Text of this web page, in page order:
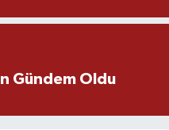
Gündem Oldu